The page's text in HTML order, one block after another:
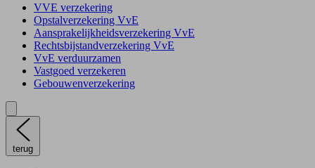
VVE verzekering
Opstalverzekering VvE
Aansprakelijkheidsverzekering VvE
Rechtsbijstandverzekering VvE
VvE verduurzamen
Vastgoed verzekeren
Gebouwenverzekering
terug